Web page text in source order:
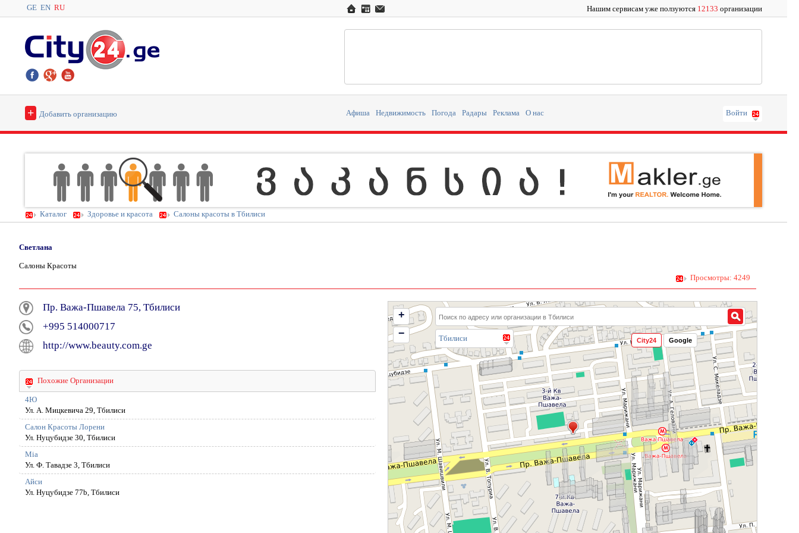
GE EN RU Нашим сервисам уже ползуются 12133 организации
+ Добавить организацию Афиша Недвижимость Погода Радары Реклама О нас Войти
Каталог Здоровье и красота Салоны красоты в Тбилиси
Светлана
Салоны Красоты
Просмотры: 4249
Пр. Важа-Пшавела 75, Тбилиси
+995 514000717
http://www.beauty.com.ge
Похожие Организации
4Ю
Ул. А. Мицкевича 29, Тбилиси
Cалон Красоты Лорени
Ул. Hуцубидзе 30, Тбилиси
Mia
Ул. Ф. Тавадзе 3, Тбилиси
Айси
Ул. Hуцубидзе 77b, Тбилиси
Тбилиси
+
−
City24 Google